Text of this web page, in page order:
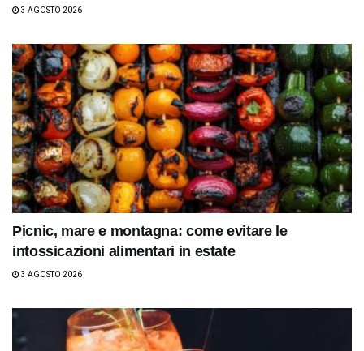
3 AGOSTO 2026
Picnic, mare e montagna: come evitare le
intossicazioni alimentari in estate
3 AGOSTO 2026